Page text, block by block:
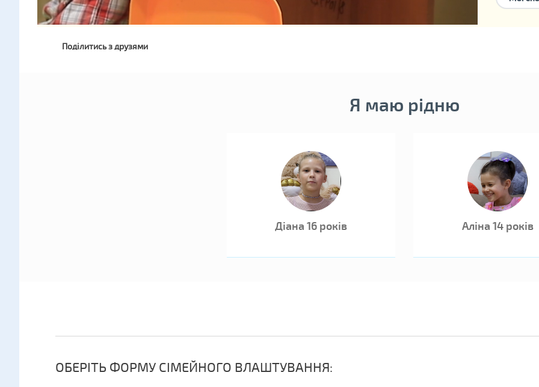
Номер
Поділитись з друзями
Я маю рідню
Діана 16 років Аліна 14 років
ОБЕРІТЬ ФОРМУ СІМЕЙНОГО ВЛАШТУВАННЯ: